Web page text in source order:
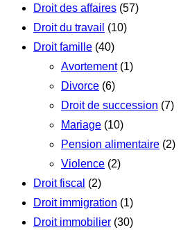
Droit des affaires (57)
Droit du travail (10)
Droit famille (40)
Avortement(1)
Divorce (6)
Droit de succession (7)
Mariage (10)
Pension alimentaire (2)
Violence (2)
Droit fiscal (2)
Droit immigration (1)
Droit immobilier (30)